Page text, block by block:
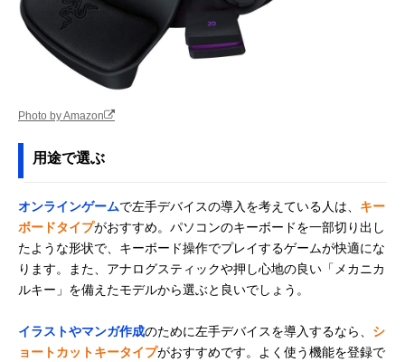
Photo by Amazon
用途で選ぶ
オンラインゲームで左手デバイスの導入を考えている人は、 キー
ボードタイプがおすすめ。パソコンのキーボードを一部切り出し
たような形状で、キーボード操作でプレイするゲームが快適にな
ります。また、アナログスティックや押し心地の良い「メカニカ
ルキー」を備えたモデルから選ぶと良いでしょう。
イラストやマンガ作成のために左手デバイスを導入するなら、 シ
ョートカットキータイプがおすすめです。よく使う機能を登録で